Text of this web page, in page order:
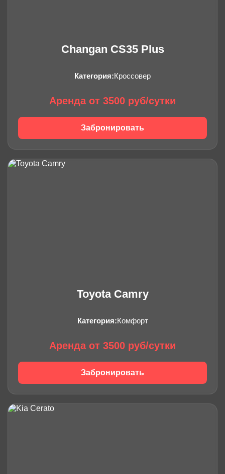
Changan CS35 Plus
Категория:Кроссовер
Аренда от 3500 руб/сутки
Забронировать
Toyota Camry
Категория:Комфорт
Аренда от 3500 руб/сутки
Забронировать